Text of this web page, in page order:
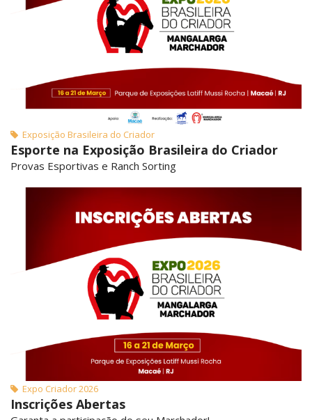
Exposição Brasileira do Criador
Esporte na Exposição Brasileira do Criador
Provas Esportivas e Ranch Sorting
Expo Criador 2026
Inscrições Abertas